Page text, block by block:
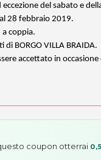
del sabato e
28 febbraio 2019.
coppia.
BORGO VILLA BRAIDA.
accettato in
coupon otterrai